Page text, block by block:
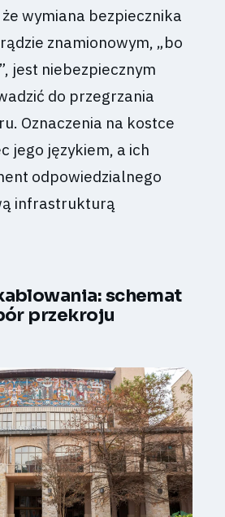
wymiana bezpiecznika
znamionowym, „bo
jest niebezpiecznym
do przegrzania
Oznaczenia na kostce
jego językiem, a ich
odpowiedzialnego
infrastrukturą
schemat
przekroju